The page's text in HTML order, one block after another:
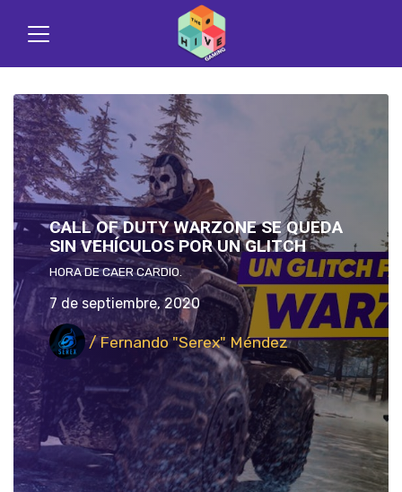
CALL OF DUTY WARZONE SE QUEDA
SIN VEHÍCULOS POR UN GLITCH
HORA DE CAER CARDIO.
7 de septiembre, 2020
/ Fernando "Serex" Méndez